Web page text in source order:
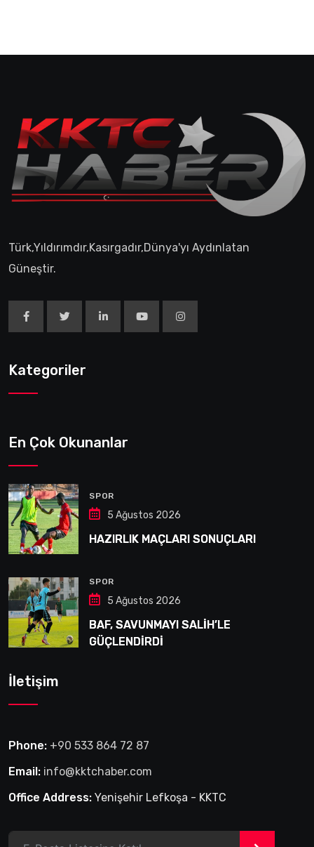
Türk,Yıldırımdır,Kasırgadır,Dünya'yı Aydınlatan
Güneştir.
Kategoriler
En Çok Okunanlar
SPOR
5 Ağustos 2026
HAZIRLIK MAÇLARI SONUÇLARI
SPOR
5 Ağustos 2026
BAF, SAVUNMAYI SALİH’LE
GÜÇLENDİRDİ
İletişim
Phone: +90 533 864 72 87
Email: info@kktchaber.com
Office Address: Yenişehir Lefkoşa - KKTC